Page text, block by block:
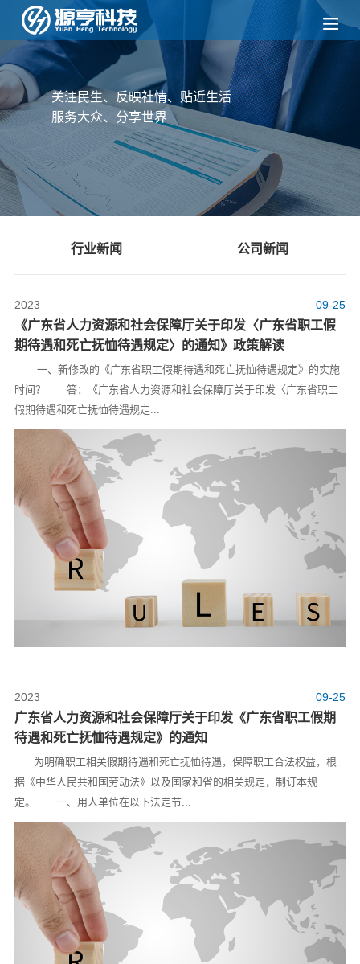
关注民生、反映社情、贴近生活
服务大众、分享世界
行业新闻 公司新闻
09-25
2023
《广东省人力资源和社会保障厅关于印发〈广东省职工假
期待遇和死亡抚恤待遇规定〉的通知》政策解读
一、新修改的《广东省职工假期待遇和死亡抚恤待遇规定》的实施
时间？ 答：《广东省人力资源和社会保障厅关于印发〈广东省职工
假期待遇和死亡抚恤待遇规定...
09-25
2023
广东省人力资源和社会保障厅关于印发《广东省职工假期
待遇和死亡抚恤待遇规定》的通知
为明确职工相关假期待遇和死亡抚恤待遇，保障职工合法权益，根
据《中华人民共和国劳动法》以及国家和省的相关规定，制订本规
定。 一、用人单位在以下法定节...